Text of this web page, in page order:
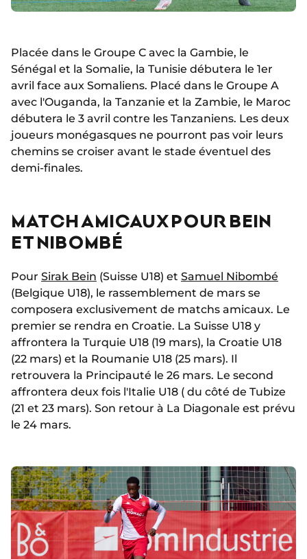
Placée dans le Groupe C avec la Gambie, le
Sénégal et la Somalie, la Tunisie débutera le 1er
avril face aux Somaliens. Placé dans le Groupe A
avec l'Ouganda, la Tanzanie et la Zambie, le Maroc
débutera le 3 avril contre les Tanzaniens. Les deux
joueurs monégasques ne pourront pas voir leurs
chemins se croiser avant le stade éventuel des
demi-finales.
MATCH AMICAUX POUR BEIN
ET NIBOMBÉ
Pour Sirak Bein (Suisse U18) et Samuel Nibombé
(Belgique U18), le rassemblement de mars se
composera exclusivement de matchs amicaux. Le
premier se rendra en Croatie. La Suisse U18 y
affrontera la Turquie U18 (19 mars), la Croatie U18
(22 mars) et la Roumanie U18 (25 mars). Il
retrouvera la Principauté le 26 mars. Le second
affrontera deux fois l'Italie U18 ( du côté de Tubize
(21 et 23 mars). Son retour à La Diagonale est prévu
le 24 mars.